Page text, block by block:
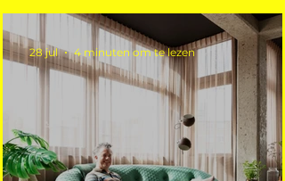
28 jul 4 minuten om te lezen